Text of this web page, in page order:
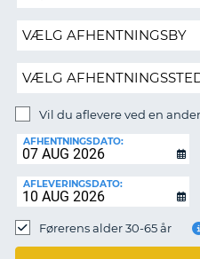
MIN
DANMARK
aflevere
anden
destination?
Vil du aflevere ved en
AFHENTNINGSDATO:
AFLEVERINGSDATO:
Førerens alder 30-65 år